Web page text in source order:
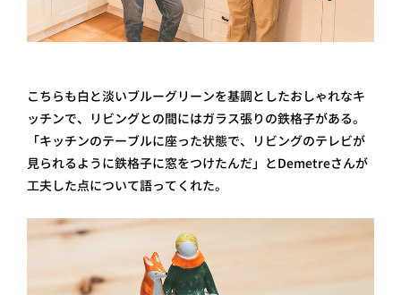
こちらも白と淡いブルーグリーンを基調としたおしゃれなキ
ッチンで、リビングとの間にはガラス張りの鉄格子がある。
「キッチンのテーブルに座った状態で、リビングのテレビが
見られるように鉄格子に窓をつけたんだ」とDemetreさんが
工夫した点について語ってくれた。